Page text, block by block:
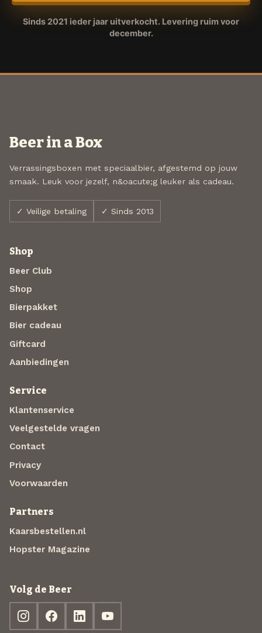
Sinds 2021 ieder jaar uitverkocht. Levering ruim voor
december.
Beer in a Box
Verrassingsboxen met speciaalbier, afgestemd op jouw
smaak. Leuk voor jezelf, n&oacute;g leuker als cadeau.
✓ Veilige betaling ✓ Sinds 2013
Shop
Beer Club
Shop
Bierpakket
Bier cadeau
Giftcard
Aanbiedingen
Service
Klantenservice
Veelgestelde vragen
Contact
Privacy
Voorwaarden
Partners
Kaarsbestellen.nl
Hopster Magazine
Volg de Beer